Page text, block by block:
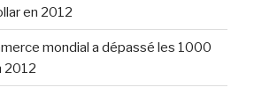
en 2012
mondial a dépassé les 1000
2012